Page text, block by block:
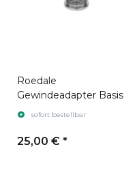
Roedale
Gewindeadapter Basis
M22x1,5 Imperial
sofort bestellbar
25,00 € *